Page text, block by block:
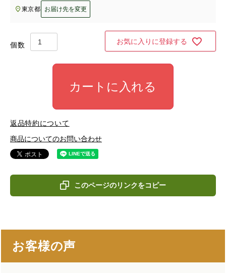
東京都
お届け先を変更
お気に入りに登録する
カートに入れる
返品特約について
商品についてのお問い合わせ
このページのリンクをコピー
お客様の声